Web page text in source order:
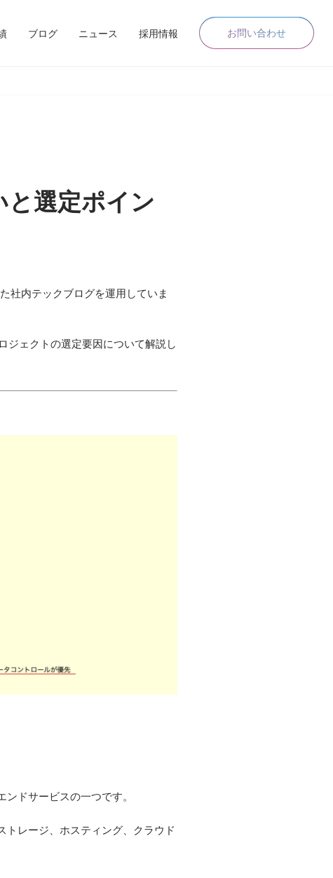
ブログ ニュース 採用情報 お問い合わせ
選定ポイン
社内テックブログを運用していま
ジェクトの選定要因について解説し
ドサービスの一つです。
トレージ、ホスティング、クラウド